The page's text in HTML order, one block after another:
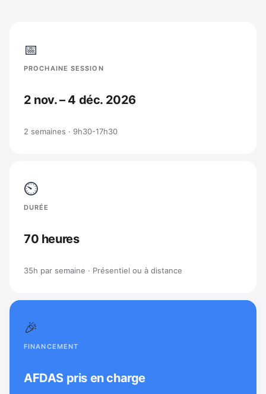
📅
PROCHAINE SESSION
2 nov. – 4 déc. 2026
2 semaines · 9h30-17h30
⏲
DURÉE
70 heures
35h par semaine · Présentiel ou à distance
🎉
FINANCEMENT
AFDAS pris en charge